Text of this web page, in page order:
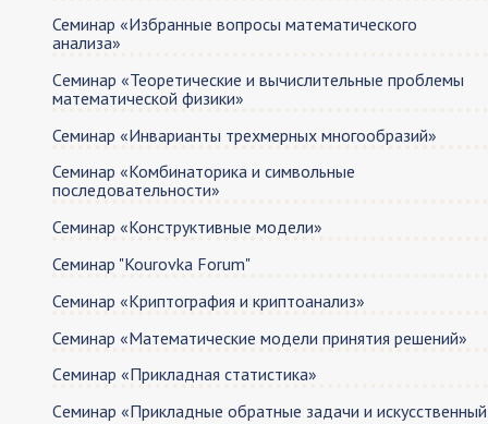
Семинар «Избранные вопросы математического
анализа»
Cеминар «Теоретические и вычислительные проблемы
математической физики»
Семинар «Инварианты трехмерных многообразий»
Семинар «Комбинаторика и символьные
последовательности»
Семинар «Конструктивные модели»
Семинар "Kourovka Forum"
Семинар «Криптография и криптоанализ»
Семинар «Математические модели принятия решений»
Cеминар «Прикладная статистика»
Cеминар «Прикладные обратные задачи и искусственный